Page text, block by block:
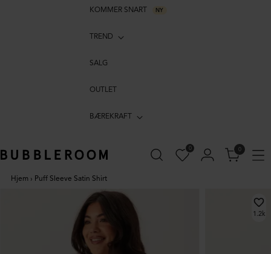
KOMMER SNART NY
TREND
SALG
OUTLET
BÆREKRAFT
0 0
Hjem › Puff Sleeve Satin Shirt
1.2k